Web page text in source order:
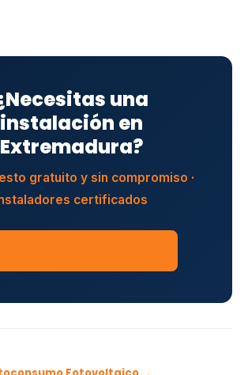
una
instalación en
Extremadura?
gratuito y sin compromiso ·
certificados